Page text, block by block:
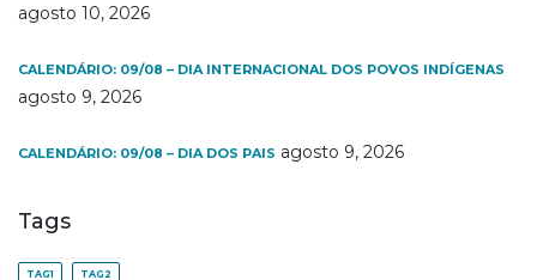
agosto 10, 2026
CALENDÁRIO: 09/08 – DIA INTERNACIONAL DOS POVOS INDÍGENAS
agosto 9, 2026
CALENDÁRIO: 09/08 – DIA DOS PAIS agosto 9, 2026
Tags
TAG1 TAG2